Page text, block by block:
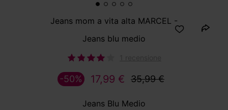
Jeans mom a vita alta MARCEL -
Jeans blu medio
17,99 € 35,99 €
-50%
Jeans Blu Medio